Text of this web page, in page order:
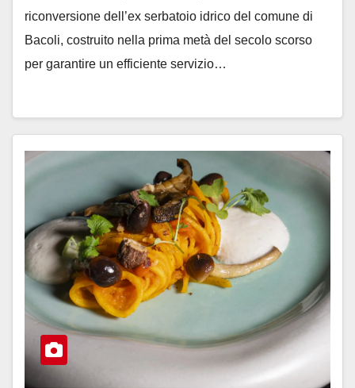
riconversione dell’ex serbatoio idrico del comune di
Bacoli, costruito nella prima metà del secolo scorso
per garantire un efficiente servizio…